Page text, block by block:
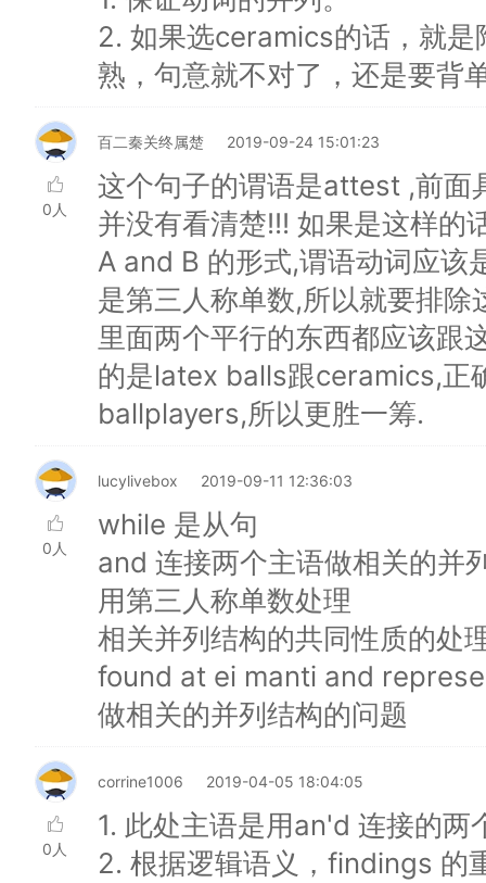
2. 如果选ceramics的话，就
熟，句意就不对了，还是要背
0人
百二秦关终属楚 2019-09-24 15:01:23
这个句子的谓语是attest ,前面
并没有看清楚!!! 如果是这样的
A and B 的形式,谓语动词应该
是第三人称单数,所以就要排
里面两个平行的东西都应该跟
的是latex balls跟ceramics,正
ballplayers,所以更胜一筹.
0人
lucylivebox 2019-09-11 12:36:03
while 是从句
and 连接两个主语做相关的并
用第三人称单数处理
相关并列结构的共同性质的
found at ei manti and
做相关的并列结构的问题
0人
corrine1006 2019-04-05 18:04:05
1. 此处主语是用an'd 连接的
2. 根据逻辑语义，findings 的